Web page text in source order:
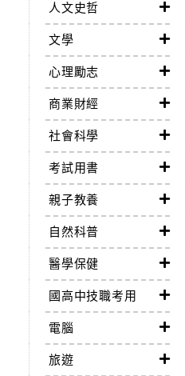
人文史哲
文學
心理勵志
商業財經
社會科學
考試用書
親子教養
自然科普
醫學保健
國高中技職考用
電腦
旅遊